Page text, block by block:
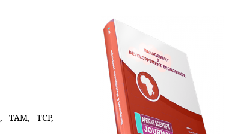
TAM, TCP,